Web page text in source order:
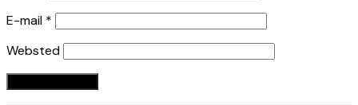
E-mail *
Websted